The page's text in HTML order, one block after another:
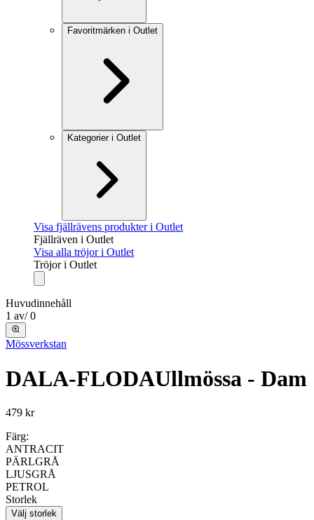
Favoritmärken i Outlet
Kategorier i Outlet
Visa fjällrävens produkter i Outlet
Fjällräven i Outlet
Visa alla tröjor i Outlet
Tröjor i Outlet
Huvudinnehåll
1 av/ 0
Mössverkstan
DALA-FLODAUllmössa - Dam
479 kr
Färg:
ANTRACIT
PÄRLGRÅ
LJUSGRÅ
PETROL
Storlek
Välj storlek